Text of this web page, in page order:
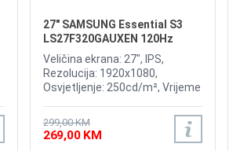
27" SAMSUNG Essential S3
LS27F320GAUXEN 120Hz
Display
Veličina ekrana: 27", IPS,
Rezolucija: 1920x1080,
Osvjetljenje: 250cd/m², Vrijeme
120Hz, Priključci: 2x HDMI, Eye
Saver Mode, Flicker Free
299,00 KM
269,00 KM